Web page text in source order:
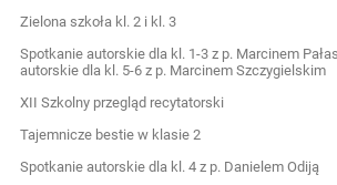
Zielona szkoła kl. 2 i kl. 3
Spotkanie autorskie dla kl. 1-3 z p. Marcinem
autorskie dla kl. 5-6 z p. Marcinem Szczygielskim
XII Szkolny przegląd recytatorski
Tajemnicze bestie w klasie 2
Spotkanie autorskie dla kl. 4 z p. Danielem Odiją